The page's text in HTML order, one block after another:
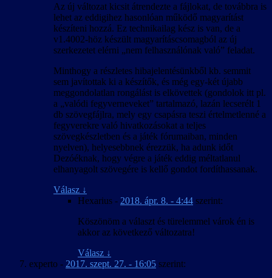
Az új változat kicsit átrendezte a fájlokat, de továbbra is
lehet az eddigihez hasonlóan működő magyarítást
készíteni hozzá. Ez technikailag kész is van, de a
v1.4002-höz készült magyarításcsomagból az új
szerkezetet elérni „nem felhasználónak való” feladat.
Minthogy a részletes hibajelentésünkből kb. semmit
sem javítottak ki a készítők, és még egy-két újabb
meggondolatlan rongálást is elkövettek (gondolok itt pl.
a „valódi fegyverneveket” tartalmazó, lazán lecserélt 1
db szövegfájlra, mely egy csapásra teszi értelmetlenné a
fegyverekre való hivatkozásokat a teljes
szövegkészletben és a játék fórumaiban, minden
nyelven), helyesebbnek érezzük, ha adunk időt
Dezóéknak, hogy végre a játék eddig méltatlanul
elhanyagolt szövegére is kellő gondot fordíthassanak.
Válasz ↓
Hexarius - 2018. ápr. 8. - 4:44 szerint:
Köszönöm a választ és türelemmel várok én is
akkor az következő változatra!
Válasz ↓
experto - 2017. szept. 27. - 16:05 szerint: